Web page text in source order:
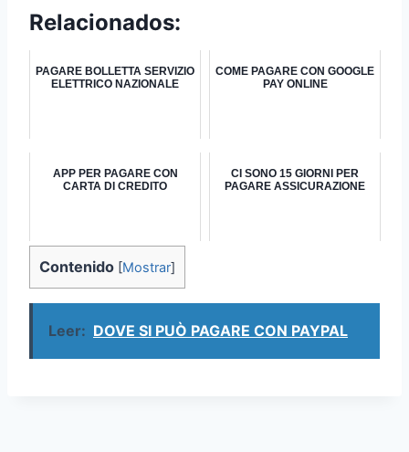
Relacionados:
PAGARE BOLLETTA SERVIZIO
ELETTRICO NAZIONALE
COME PAGARE CON GOOGLE
PAY ONLINE
APP PER PAGARE CON
CARTA DI CREDITO
CI SONO 15 GIORNI PER
PAGARE ASSICURAZIONE
Contenido [Mostrar]
Leer: DOVE SI PUÒ PAGARE CON PAYPAL